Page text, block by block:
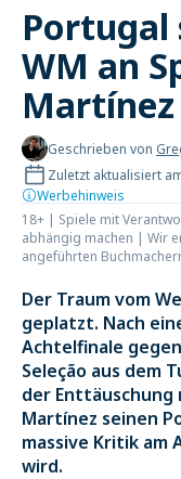
Portugal
WM an
Geschrieben von
Zuletzt aktualisiert
Werbehinweis
18+ | Spiele mit
abhängig machen | Wir
angeführten
Der Traum vom
geplatzt. Nach
Achtelfinale
Seleção aus dem
der
Martínez seinen
massive Kritik
wird.